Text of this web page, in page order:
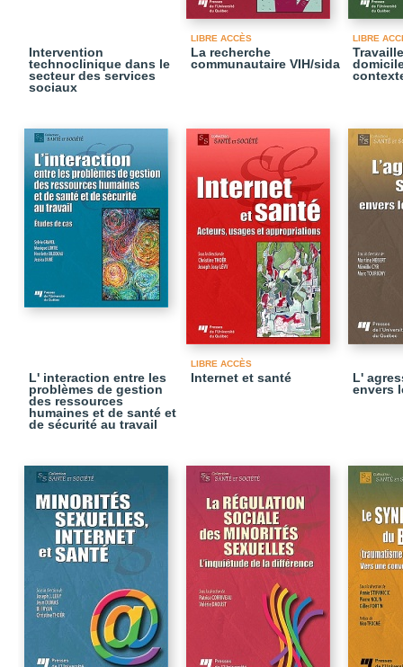
Intervention
technoclinique dans le
secteur des services
sociaux
LIBRE ACCÈS
La recherche
communautaire VIH/sida
LIBRE
L' interaction entre les
problèmes de gestion
des ressources
humaines et de santé et
de sécurité au travail
LIBRE ACCÈS
Internet et santé
L'
envers